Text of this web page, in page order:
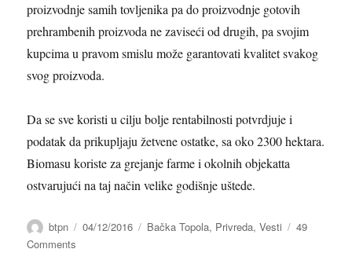
proizvodnje samih tovljenika pa do proizvodnje gotovih
prehrambenih proizvoda ne zaviseći od drugih, pa svojim
kupcima u pravom smislu može garantovati kvalitet svakog
svog proizvoda.
Da se sve koristi u cilju bolje rentabilnosti potvrdjuje i
podatak da prikupljaju žetvene ostatke, sa oko 2300 hektara.
Biomasu koriste za grejanje farme i okolnih objekatta
ostvarujući na taj način velike godišnje uštede.
Author
btpn
Posted
04/12/2016 Categories
Bačka Topola, Privreda,Vesti
49
Comments